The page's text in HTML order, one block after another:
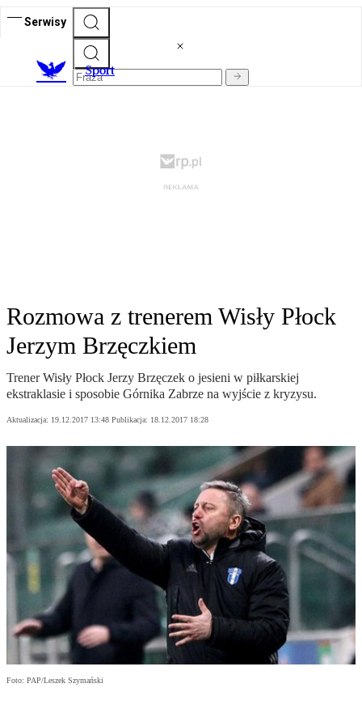
Serwisy
Sport
Rozmowa z trenerem Wisły Płock
Jerzym Brzęczkiem
Trener Wisły Płock Jerzy Brzęczek o jesieni w piłkarskiej
ekstraklasie i sposobie Górnika Zabrze na wyjście z kryzysu.
Aktualizacja: 19.12.2017 13:48 Publikacja: 18.12.2017 18:28
Foto: PAP/Leszek Szymański